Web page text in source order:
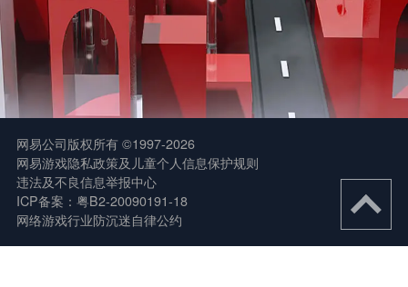
网易公司版权所有 ©1997-2026
网易游戏隐私政策及儿童个人信息保护规则
违法及不良信息举报中心
ICP备案：粤B2-20090191-18
网络游戏行业防沉迷自律公约